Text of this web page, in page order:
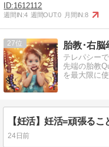
1612112
週間IN:4 週間OUT:0 月間IN:8
27 胎教･右
テレパシー
先端の胎教
を最大限に
24日前